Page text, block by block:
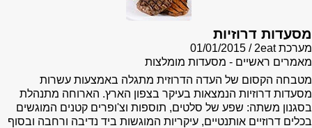
מסעדות דרוזיות
מערכת 2eat
01/01/2015
מאמרים ראשיים - מסעדות מומלצות
מטבחה הקסום של העדה הדרוזית מתגלה באמצעות עשרות
מסעדות דרוזיות הנמצאות בעיקר בצפון הארץ. הארוחה מתנהלת
בסגנון משתה: שפע של סלטים, תוספות וצ'ופרים קטנים המוגשים
בכלים דרוזיים אותנטיים, עיקריות המוגשות ביד נדיבה ורחבה ובסוף